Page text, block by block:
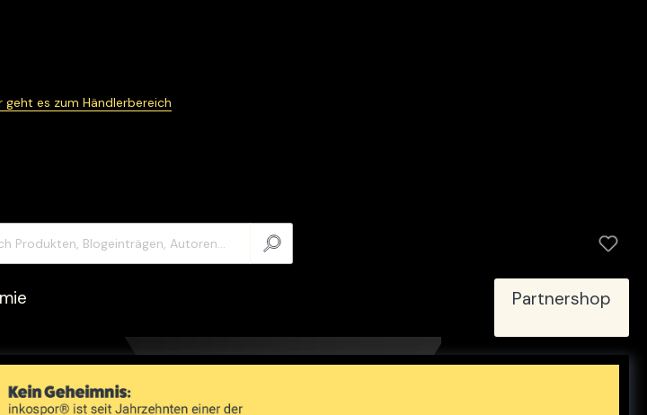
geht es zum Händlerbereich
Partnershop